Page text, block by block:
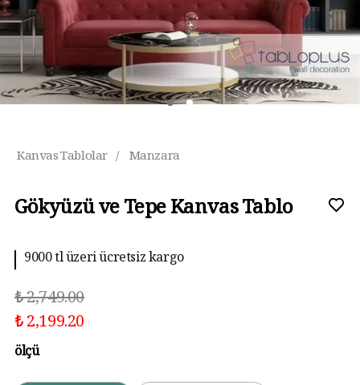
Kanvas Tablolar / Manzara
Gökyüzü ve Tepe Kanvas Tablo
9000 tl üzeri ücretsiz kargo
₺ 2,749.00
₺ 2,199.20
ölçü